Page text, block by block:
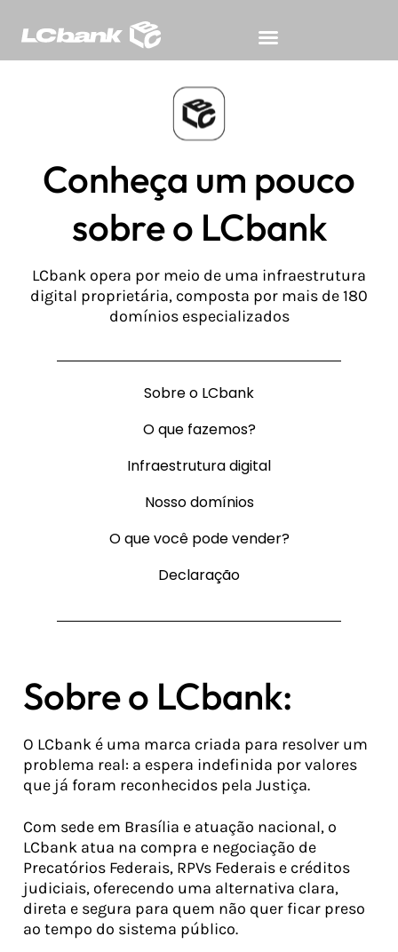
Conheça um pouco
sobre o LCbank
LCbank opera por meio de uma infraestrutura
digital proprietária, composta por mais de 180
domínios especializados
Sobre o LCbank
O que fazemos?
Infraestrutura digital
Nosso domínios
O que você pode vender?
Declaração
Sobre o LCbank:
O LCbank é uma marca criada para resolver um
problema real: a espera indefinida por valores
que já foram reconhecidos pela Justiça.
Com sede em Brasília e atuação nacional, o
LCbank atua na compra e negociação de
Precatórios Federais, RPVs Federais e créditos
judiciais, oferecendo uma alternativa clara,
direta e segura para quem não quer ficar preso
ao tempo do sistema público.